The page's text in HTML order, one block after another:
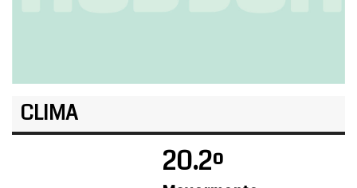
CLIMA
20.2º